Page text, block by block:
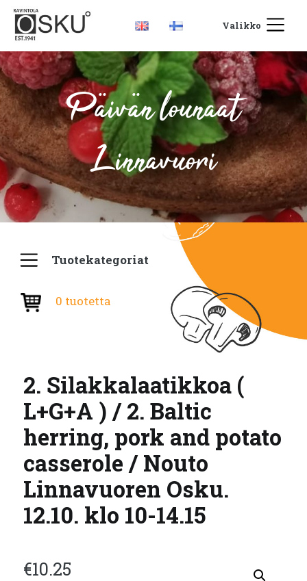
Valikko
Päivän lounaat
Linnavuori
Tuotekategoriat
0 tuotetta
2. Silakkalaatikkoa (
L+G+A ) / 2. Baltic
herring, pork and potato
casserole / Nouto
Linnavuoren Osku.
12.10. klo 10-14.15
€10.25